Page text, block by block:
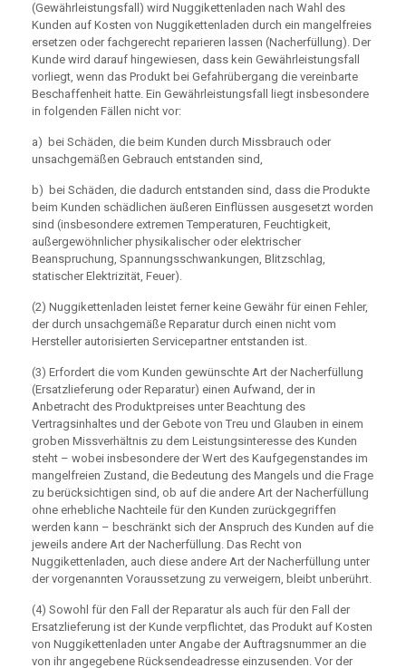
(Gewährleistungsfall) wird Nuggikettenladen nach Wahl des
Kunden auf Kosten von Nuggikettenladen durch ein mangelfreies
ersetzen oder fachgerecht reparieren lassen (Nacherfüllung). Der
Kunde wird darauf hingewiesen, dass kein Gewährleistungsfall
vorliegt, wenn das Produkt bei Gefahrübergang die vereinbarte
Beschaffenheit hatte. Ein Gewährleistungsfall liegt insbesondere
in folgenden Fällen nicht vor:
a) bei Schäden, die beim Kunden durch Missbrauch oder
unsachgemäßen Gebrauch entstanden sind,
b) bei Schäden, die dadurch entstanden sind, dass die Produkte
beim Kunden schädlichen äußeren Einflüssen ausgesetzt worden
sind (insbesondere extremen Temperaturen, Feuchtigkeit,
außergewöhnlicher physikalischer oder elektrischer
Beanspruchung, Spannungsschwankungen, Blitzschlag,
statischer Elektrizität, Feuer).
(2) Nuggikettenladen leistet ferner keine Gewähr für einen Fehler,
der durch unsachgemäße Reparatur durch einen nicht vom
Hersteller autorisierten Servicepartner entstanden ist.
(3) Erfordert die vom Kunden gewünschte Art der Nacherfüllung
(Ersatzlieferung oder Reparatur) einen Aufwand, der in
Anbetracht des Produktpreises unter Beachtung des
Vertragsinhaltes und der Gebote von Treu und Glauben in einem
groben Missverhältnis zu dem Leistungsinteresse des Kunden
steht – wobei insbesondere der Wert des Kaufgegenstandes im
mangelfreien Zustand, die Bedeutung des Mangels und die Frage
zu berücksichtigen sind, ob auf die andere Art der Nacherfüllung
ohne erhebliche Nachteile für den Kunden zurückgegriffen
werden kann – beschränkt sich der Anspruch des Kunden auf die
jeweils andere Art der Nacherfüllung. Das Recht von
Nuggikettenladen, auch diese andere Art der Nacherfüllung unter
der vorgenannten Voraussetzung zu verweigern, bleibt unberührt.
(4) Sowohl für den Fall der Reparatur als auch für den Fall der
Ersatzlieferung ist der Kunde verpflichtet, das Produkt auf Kosten
von Nuggikettenladen unter Angabe der Auftragsnummer an die
von ihr angegebene Rücksendeadresse einzusenden. Vor der